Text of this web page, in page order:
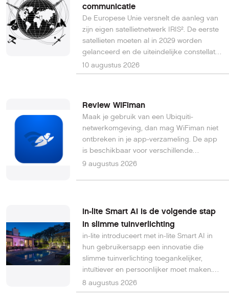
die we doorgeven, is nieuw in doos,
waardering 4 sterren.
communicatie
De Europese Unie versnelt de aanleg van
zijn eigen satellietnetwerk IRIS². De eerste
satellieten moeten al in 2029 worden
gelanceerd en de uiteindelijke constellatie
groeit naar 348 satellieten. Europa wil
daarmee vooral minder afhankelijk
beschikken over veilige communicatie.
10 augustus 2026
Review WiFiman
Maak je gebruik van een Ubiquiti-
netwerkomgeving, dan mag WiFiman niet
ontbreken in je app-verzameling. De app
is beschikbaar voor verschillende
platformen, waaronder Windows en mobiel
9 augustus 2026
in-lite Smart AI is de volgende stap
in slimme tuinverlichting
in-lite introduceert met in-lite Smart AI in
hun gebruikersapp een innovatie die
slimme tuinverlichting toegankelijker,
intuïtiever en persoonlijker moet maken.
in-lite Smart AI combineert kunstmatige
intelligentie (AI), augmented reality (AR) en
8 augustus 2026